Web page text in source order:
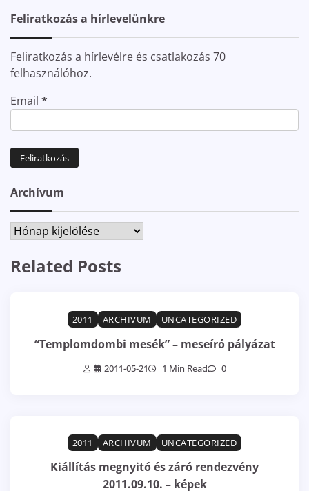
Feliratkozás a hírlevelünkre
Feliratkozás a hírlevélre és csatlakozás 70
felhasználóhoz.
Email *
Archívum
Archívum
Related Posts
2011 ARCHIVUM UNCATEGORIZED
“Templomdombi mesék” – meseíró pályázat
2011-05-21 1 Min Read 0
2011 ARCHIVUM UNCATEGORIZED
Kiállítás megnyitó és záró rendezvény
2011.09.10. – képek